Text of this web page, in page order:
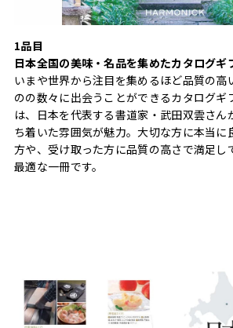
1品目
日本全国の美味・名品を集めたカタログギ
いまや世界から注目を集めるほど品質の高
のの数々に出会うことができるカタログギ
は、日本を代表する書道家・武田双雲さん
ち着いた雰囲気が魅力。大切な方に本当に
方や、受け取った方に品質の高さで満足し
最適な一冊です。